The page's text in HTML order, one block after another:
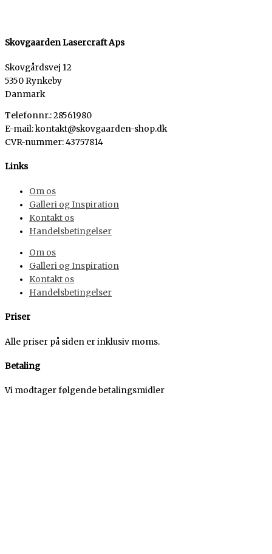
Skovgaarden Lasercraft Aps
Skovgårdsvej 12
5350 Rynkeby
Danmark
Telefonnr.: 28561980
E-mail: kontakt@skovgaarden-shop.dk
CVR-nummer:43757814
Links
Om os
Galleri og Inspiration
Kontakt os
Handelsbetingelser
Om os
Galleri og Inspiration
Kontakt os
Handelsbetingelser
Priser
Alle priser på siden er inklusiv moms.
Betaling
Vi modtager følgende betalingsmidler